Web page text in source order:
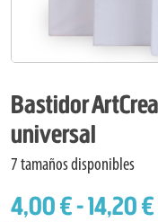
Bastidor
universal
7 tamaños disponibles
4,00 € - 14,20 €